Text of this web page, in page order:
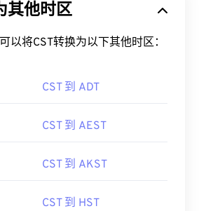
其他时区
以将CST转换为以下其他时区：
CST 到 ADT
CST 到 AEST
CST 到 AKST
CST 到 HST